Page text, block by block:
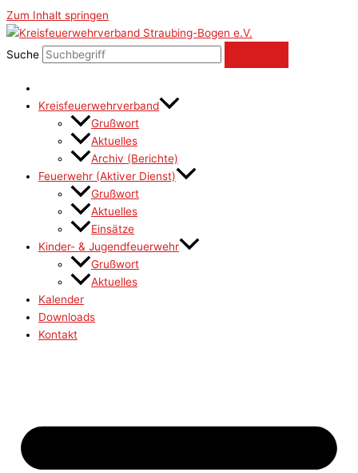
Zum Inhalt springen
Suche
Kreisfeuerwehrverband
Grußwort
Aktuelles
Archiv (Berichte)
Feuerwehr (Aktiver Dienst)
Grußwort
Aktuelles
Einsätze
Kinder- & Jugendfeuerwehr
Grußwort
Aktuelles
Kalender
Downloads
Kontakt